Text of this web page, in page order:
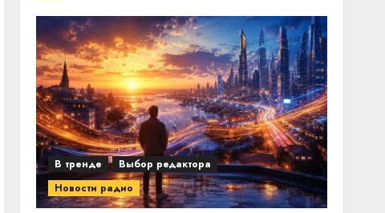
В тренде
Выбор редактора
Новости радио